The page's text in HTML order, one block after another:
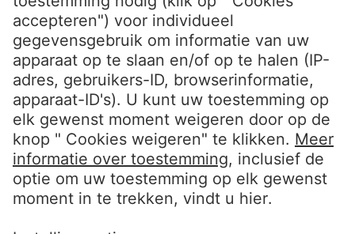
Volg ons
LinkedIn EOS Aremas
LinkedIn EOS Contentia